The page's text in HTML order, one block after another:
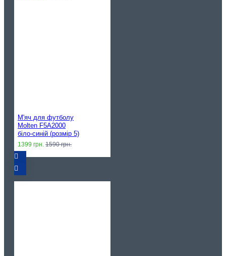
М'яч для футболу
Molten F5A2000
біло-синій (розмір 5)
1399 грн. 1590 грн.